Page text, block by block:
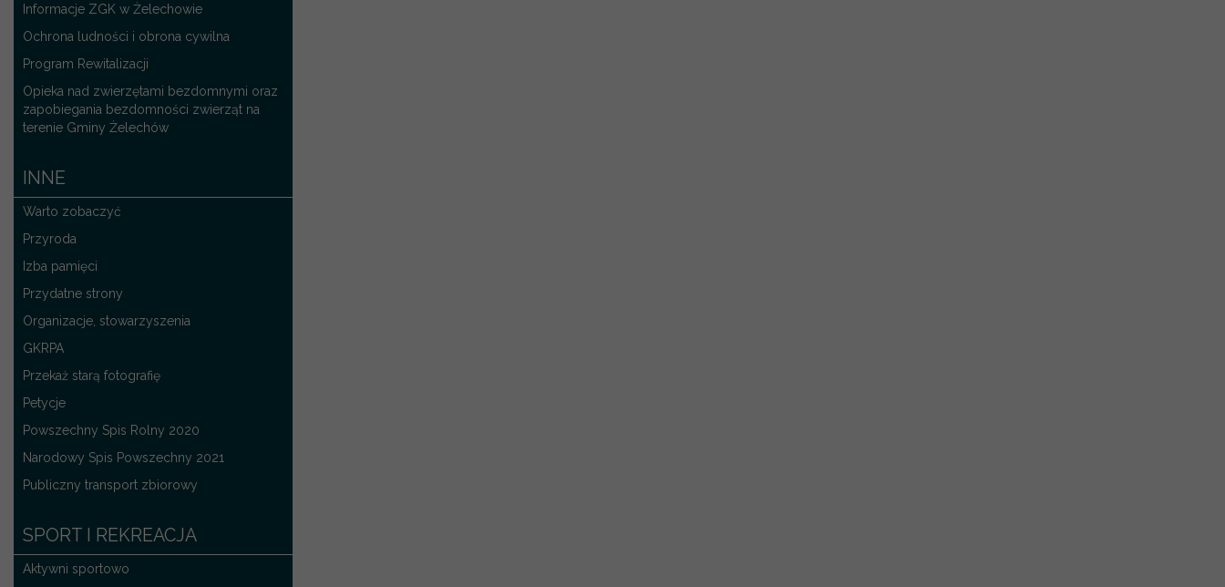
Informacje ZGK w Żelechowie
Ochrona ludności i obrona cywilna
Program Rewitalizacji
Opieka nad zwierzętami bezdomnymi oraz
zapobiegania bezdomności zwierząt na
terenie Gminy Żelechów
INNE
Warto zobaczyć
Przyroda
Izba pamięci
Przydatne strony
Organizacje, stowarzyszenia
GKRPA
Przekaż starą fotografię
Petycje
Powszechny Spis Rolny 2020
Narodowy Spis Powszechny 2021
Publiczny transport zbiorowy
SPORT I REKREACJA
Aktywni sportowo